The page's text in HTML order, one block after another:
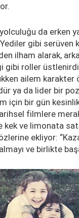
yolculuğu da
gibi serüven
ilham alarak,
gibi roller
ailem karakter
ya da lider bir
için bir gün
filmlere
kek ve limonata
ekliyor:
ve birlikte